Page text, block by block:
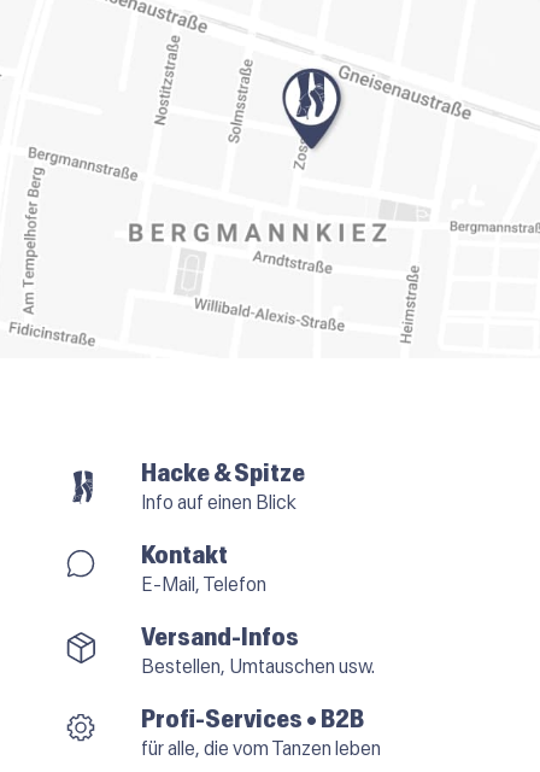
Hacke & Spitze
Info auf einen Blick
Kontakt
E-Mail, Telefon
Versand-Infos
Bestellen, Umtauschen usw.
Profi-Services • B2B
für alle, die vom Tanzen leben